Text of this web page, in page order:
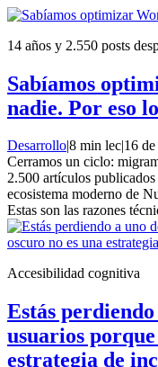
14 años y 2.550 posts
Sabíamos
nadie. Por eso
Desarrollo|8 min lec|16
Cerramos un ciclo:
2.500 artículos publicados
ecosistema moderno de
Estas son las razones
Accesibilidad cognitiva
Estás
usuarios
estrategia de